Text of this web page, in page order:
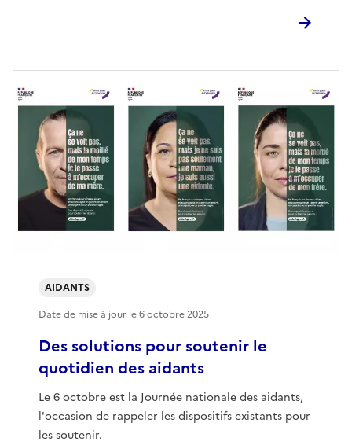
Des solutions pour soutenir le
quotidien des aidants
Le 6 octobre est la Journée nationale des aidants,
l'occasion de rappeler les dispositifs existants pour
les soutenir.
AIDANTS
Date de mise à jour le6 octobre 2025